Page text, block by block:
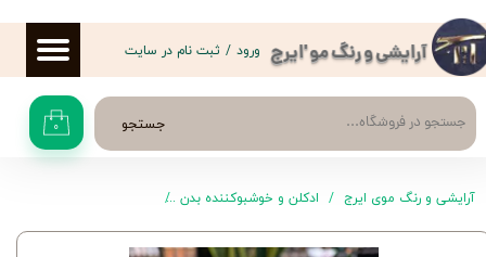
آرایشی و رنگ مو 'ایرج
جستجو ۰
ورود / ثبت نام در سایت
حساب کاربری من
تغییر گذر واژه
سفارشات
خروج از حساب کاربری
آرایشی و رنگ موی ایرج ادکلن و خوشبوکننده بدن